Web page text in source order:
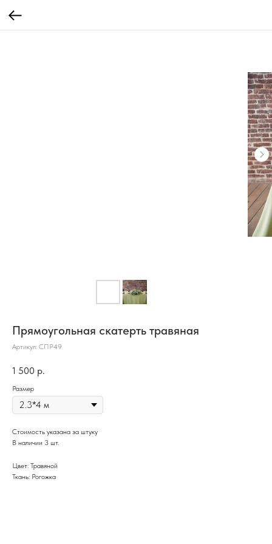
Прямоугольная скатерть травяная
Артикул: СПР49
1 500 р.
Размер
Стоимость указана за штуку
В наличии 3 шт.
Цвет: Травяной
Ткань: Рогожка